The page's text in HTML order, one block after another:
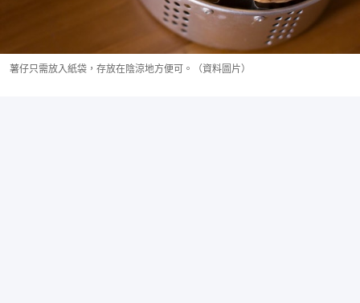
薯仔只需放入紙袋，存放在陰涼地方便可。（資料圖片）